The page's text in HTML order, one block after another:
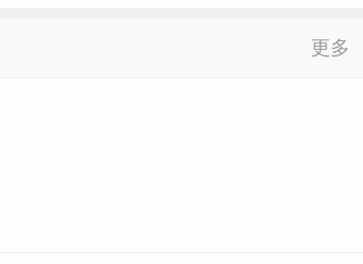
，学校建议考生慎重报考。患有《指导意
更多